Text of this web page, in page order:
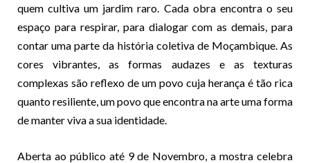
quem cultiva um jardim raro. Cada obra encontra o seu
espaço para respirar, para dialogar com as demais, para
contar uma parte da história coletiva de Moçambique. As
cores vibrantes, as formas audazes e as texturas
complexas são reflexo de um povo cuja herança é tão rica
quanto resiliente, um povo que encontra na arte uma forma
de manter viva a sua identidade.
Aberta ao público até 9 de Novembro, a mostra celebra